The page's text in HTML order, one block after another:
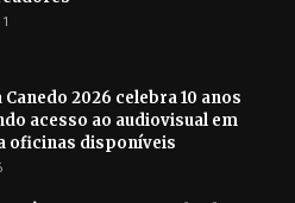
2026 celebra 10 anos
acesso ao audiovisual em
oficinas disponíveis